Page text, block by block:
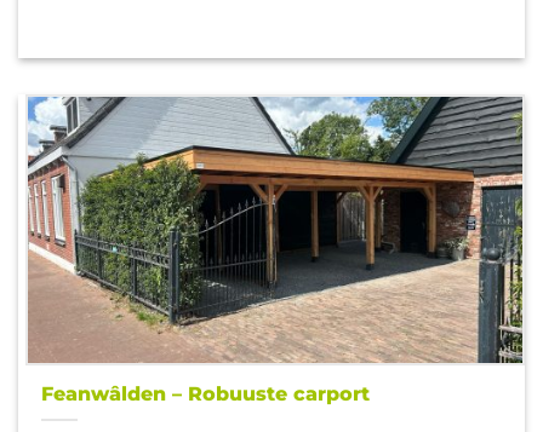
Feanwâlden – Robuuste carport